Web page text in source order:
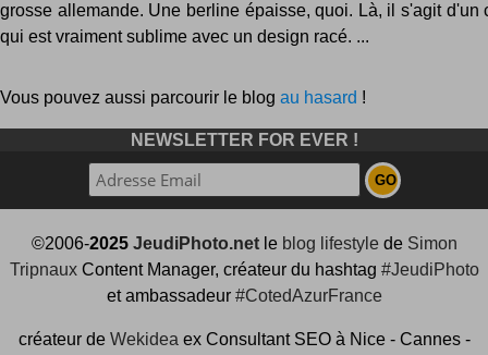
grosse allemande. Une berline épaisse, quoi. Là, il s'agit d'un
qui est vraiment sublime avec un design racé. ...
Vous pouvez aussi parcourir le blog au hasard !
NEWSLETTER FOR EVER !
©2006-2025 JeudiPhoto.netle blog lifestylede Simon
TripnauxContent Manager, créateur du hashtag #JeudiPhoto
et ambassadeur #CotedAzurFrance
créateur de Wekidea ex Consultant SEO à Nice - Cannes -